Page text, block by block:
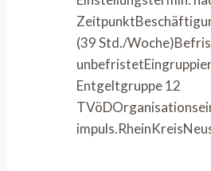
(39 Std./
Entgeltgruppe 12